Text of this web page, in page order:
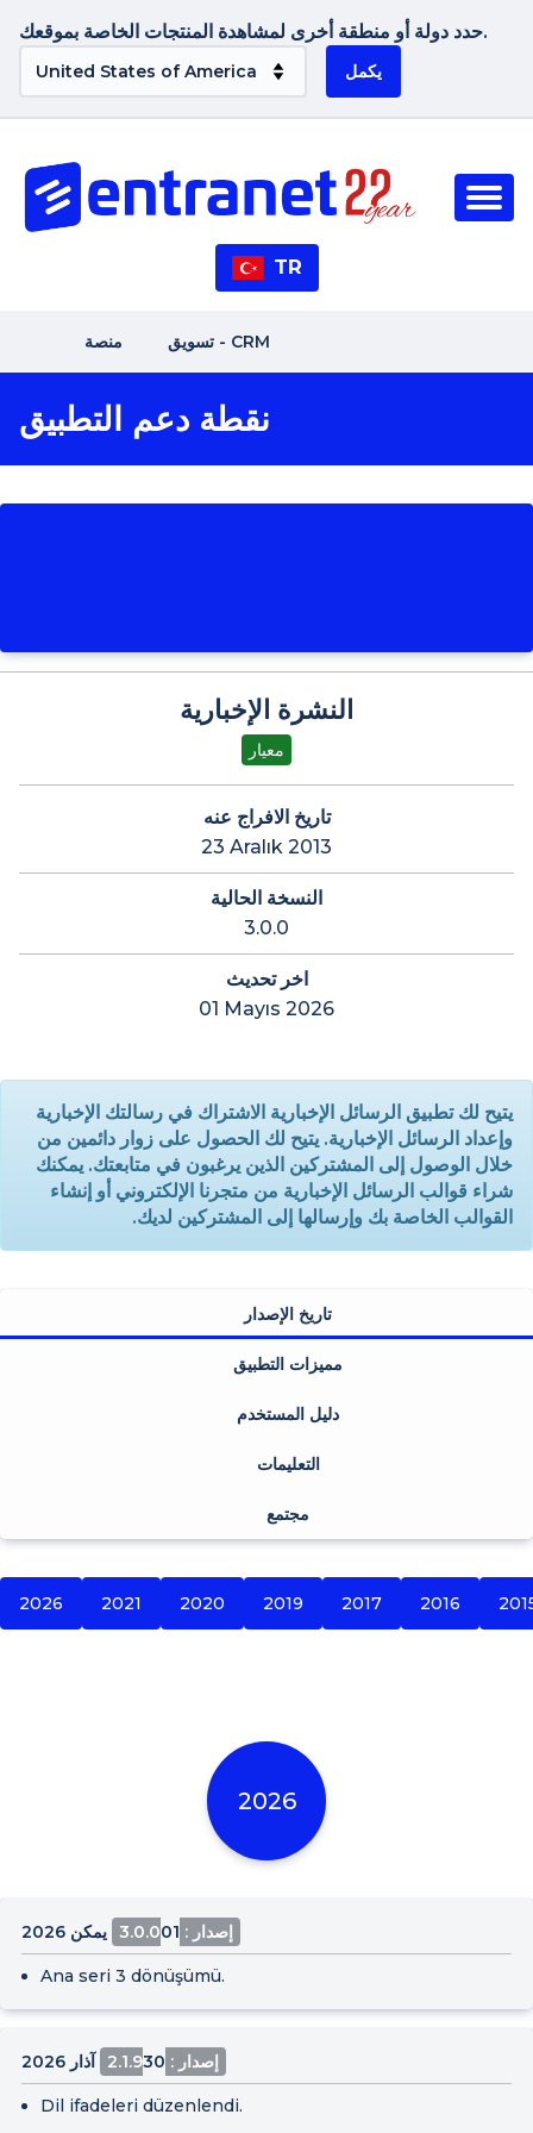
حدد دولة أو منطقة أخرى لمشاهدة المنتجات الخاصة بموقعك.
يكمل
TR
منصة تسويق - CRM
نقطة دعم التطبيق
النشرة الإخبارية
معيار
تاريخ الافراج عنه
23 Aralık 2013
النسخة الحالية
3.0.0
اخر تحديث
01 Mayıs 2026
يتيح لك تطبيق الرسائل الإخبارية الاشتراك في رسالتك الإخبارية
وإعداد الرسائل الإخبارية. يتيح لك الحصول على زوار دائمين من
خلال الوصول إلى المشتركين الذين يرغبون في متابعتك. يمكنك
شراء قوالب الرسائل الإخبارية من متجرنا الإلكتروني أو إنشاء
القوالب الخاصة بك وإرسالها إلى المشتركين لديك.
تاريخ الإصدار
مميزات التطبيق
دليل المستخدم
التعليمات
مجتمع
2026 2021 2020 2019 2017 2016
2026
إصدار : 3.0.0 01 يمكن 2026
Ana seri 3 dönüşümü.
إصدار : 2.1.9 30 آذار 2026
Dil ifadeleri düzenlendi.